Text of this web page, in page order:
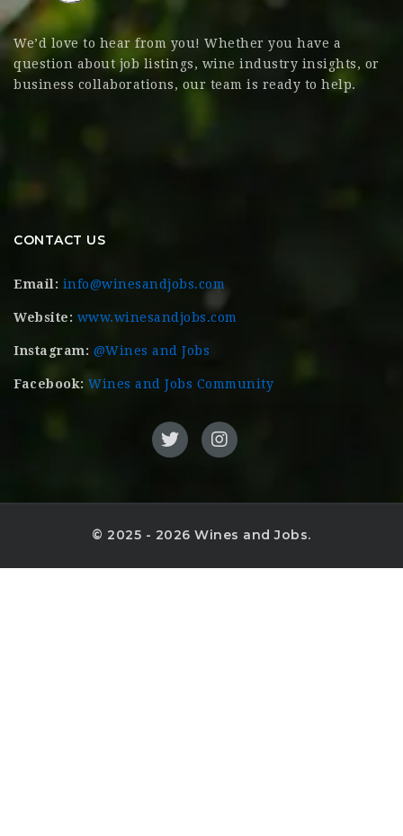
We’d love to hear from you! Whether you have a
question about job listings, wine industry insights, or
business collaborations, our team is ready to help.
CONTACT US
Email: info@winesandjobs.com
Website: www.winesandjobs.com
Instagram: @Wines and Jobs
Facebook: Wines and Jobs Community
© 2025 - 2026 Wines and Jobs.